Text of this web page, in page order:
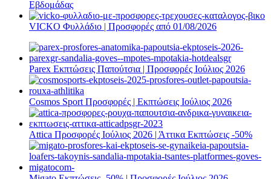
Εβδομάδας
VICKO Φυλλάδιο | Προσφορές από 01/08/2026
Parex Εκπτώσεις Παπούτσια | Προσφορές Ιούλιος 2026
Cosmos Sport Προσφορές | Εκπτώσεις Ιούλιος 2026
Attica Προσφορές Ιούλιος 2026 | Άττικα Εκπτώσεις -50%